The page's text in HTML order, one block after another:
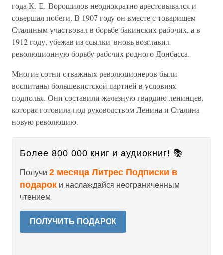
года К. Е. Ворошилов неоднократно арестовывался и
совершал побеги. В 1907 году он вместе с товарищем
Сталиным участвовал в борьбе бакинских рабочих, а в
1912 году, убежав из ссылки, вновь возглавил
революционную борьбу рабочих родного Донбасса.
Многие сотни отважных революционеров были
воспитаны большевистской партией в условиях
подполья. Они составили железную гвардию ленинцев,
которая готовила под руководством Ленина и Сталина
новую революцию.
Более 800 000 книг и аудиокниг! 📚
Получи 2 месяца Литрес Подписки в
подарок и наслаждайся неограниченным
чтением
ПОЛУЧИТЬ ПОДАРОК